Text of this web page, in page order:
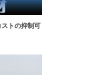
ストの抑制可